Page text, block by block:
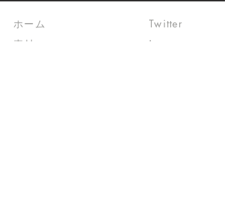
ホーム
素材
Twitter
Instagram